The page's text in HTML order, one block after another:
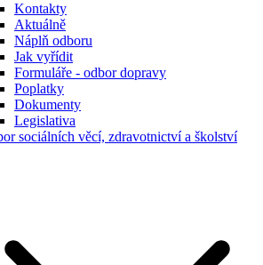
Kontakty
Aktuálně
Náplň odboru
Jak vyřídit
Formuláře - odbor dopravy
Poplatky
Dokumenty
Legislativa
sociálních věcí, zdravotnictví a školství